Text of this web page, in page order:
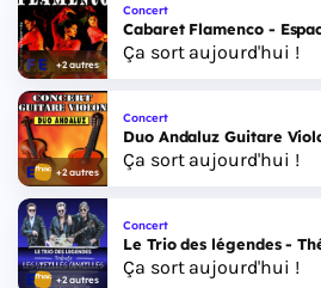
+2 autres
Concert
Cabaret Flamenco -
Ça sort aujourd'hui !
+2 autres
Concert
Duo Andaluz Guitare
Ça sort aujourd'hui !
+2 autres
Concert
Le Trio des légendes -
Ça sort aujourd'hui !